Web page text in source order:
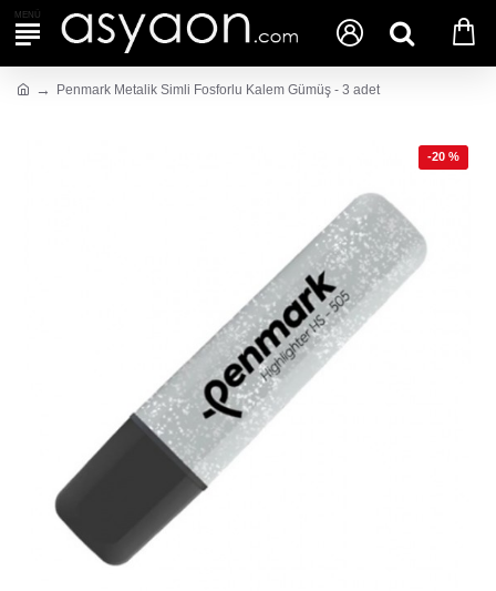
Penmark Metalik Simli Fosforlu Kalem Gümüş - 3 adet
-20 %